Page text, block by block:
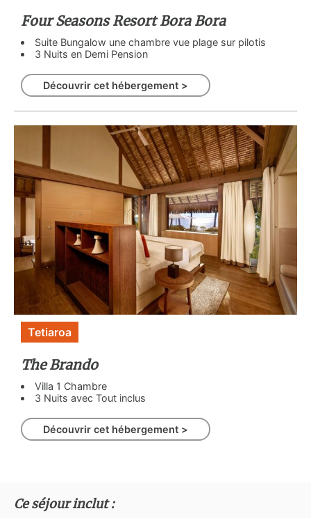
Four Seasons Resort Bora Bora
Suite Bungalow une chambre vue plage sur pilotis
3 Nuits en Demi Pension
Découvrir cet hébergement >
Tetiaroa
The Brando
Villa 1 Chambre
3 Nuits avec Tout inclus
Découvrir cet hébergement >
Ce séjour inclut :